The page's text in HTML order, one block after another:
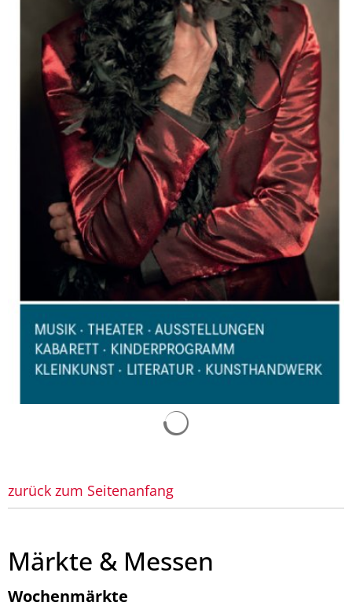
zurück zum Seitenanfang
Märkte & Messen
Wochenmärkte